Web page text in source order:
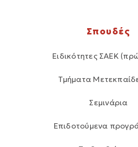
Σπουδές
Ειδικότητες ΣΑΕΚ
Τμήματα
Σεμινάρια
Επιδοτούμενα